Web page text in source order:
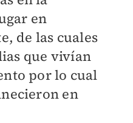
en
de las cuales
que vivían
por lo cual
en